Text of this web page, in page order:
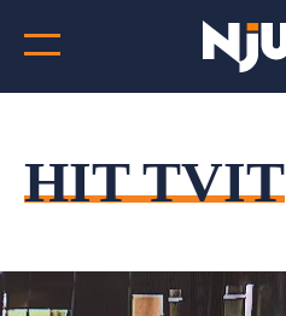
HIT TVIT